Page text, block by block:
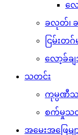
လေ
ခလုတ်၊
ငြမ်းတဂ်
လော့ခ်ခ
သတင်း
ကုမ္ပဏီ
စက်မှုသ
အမေးအဖြေမျ